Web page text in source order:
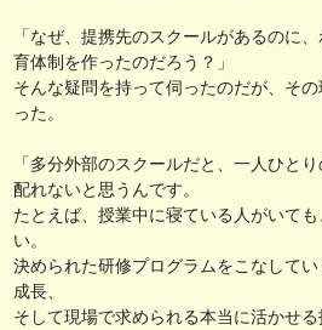
「なぜ、提携先のスクールがあるのに
育体制を作ったのだろう？」
そんな疑問を持って伺ったのだが、そ
った。
「多分外部のスクールだと、一人ひと
配れないと思うんです。
たとえば、授業中に寝ている人がいて
い。
決められた研修プログラムをこなして
成長、
そして現場で求められる本当に活かせ